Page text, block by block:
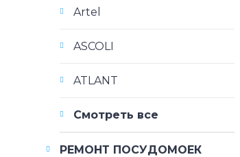
Artel
ASCOLI
ATLANT
Смотреть все
РЕМОНТ ПОСУДОМОЕК